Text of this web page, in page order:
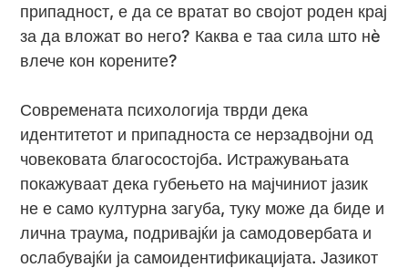
припадност, е да се вратат во својот роден крај
за да вложат во него? Каква е таа сила што нè
влече кон корените?
Современата психологија тврди дека
идентитетот и припадноста се нерзадвојни од
човековата благосостојба. Истражувањата
покажуваат дека губењето на мајчиниот јазик
не е само културна загуба, туку може да биде и
лична траума, подривајќи ја самодовербата и
ослабувајќи ја самоидентификацијата. Јазикот